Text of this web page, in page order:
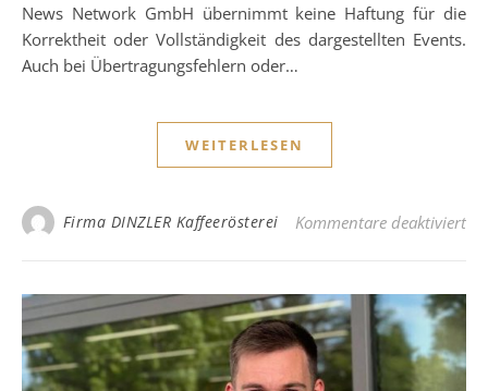
News Network GmbH übernimmt keine Haftung für die
Korrektheit oder Vollständigkeit des dargestellten Events.
Auch bei Übertragungsfehlern oder…
WEITERLESEN
Firma DINZLER Kaffeerösterei Kommentare deaktiviertfür